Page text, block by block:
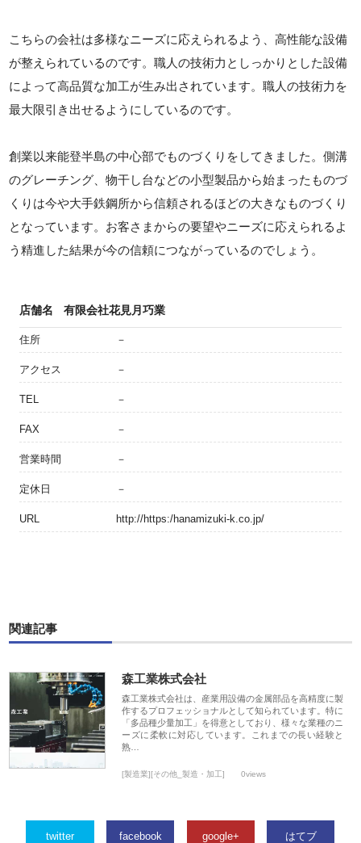
こちらの会社は多様なニーズに応えられるよう、高性能な設備
が整えられているのです。職人の技術力としっかりとした設備
によって高品質な加工が生み出されています。職人の技術力を
最大限引き出せるようにしているのです。
創業以来能登半島の中心部でものづくりをしてきました。側溝
のグレーチング、物干し台などの小型製品から始まったものづ
くりは今や大手鉄鋼所から信頼されるほどの大きなものづくり
となっています。お客さまからの要望やニーズに応えられるよ
う精進した結果が今の信頼につながっているのでしょう。
店舗名 有限会社花見月巧業
住所 －
アクセス －
TEL －
FAX －
営業時間 －
定休日 －
URL http://https:/hanamizuki-k.co.jp/
関連記事
森工業株式会社
森工業株式会社は、産業用設備の金属部品を高精度に製
作するプロフェッショナルとして知られています。特に
「多品種少量加工」を得意としており、様々な業種のニ
ーズに柔軟に対応しています。これまでの長い経験と
熟…
[製造業][その他_製造・加工] 0views
twitter facebook google+ はてブ